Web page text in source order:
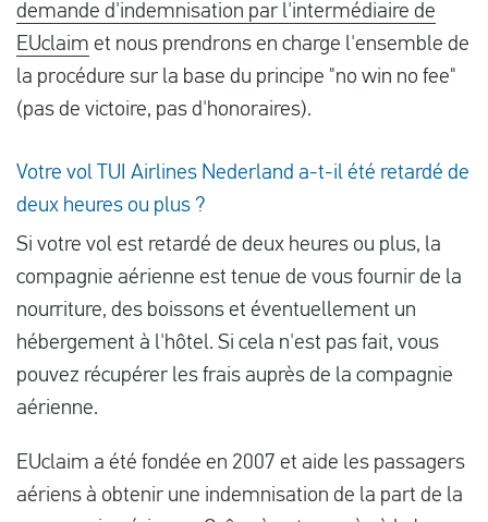
demande d'indemnisation par l'intermédiaire de
EUclaim et nous prendrons en charge l'ensemble de
la procédure sur la base du principe "no win no fee"
(pas de victoire, pas d'honoraires).
Votre vol TUI Airlines Nederland a-t-il été retardé de
deux heures ou plus ?
Si votre vol est retardé de deux heures ou plus, la
compagnie aérienne est tenue de vous fournir de la
nourriture, des boissons et éventuellement un
hébergement à l'hôtel. Si cela n'est pas fait, vous
pouvez récupérer les frais auprès de la compagnie
aérienne.
EUclaim a été fondée en 2007 et aide les passagers
aériens à obtenir une indemnisation de la part de la